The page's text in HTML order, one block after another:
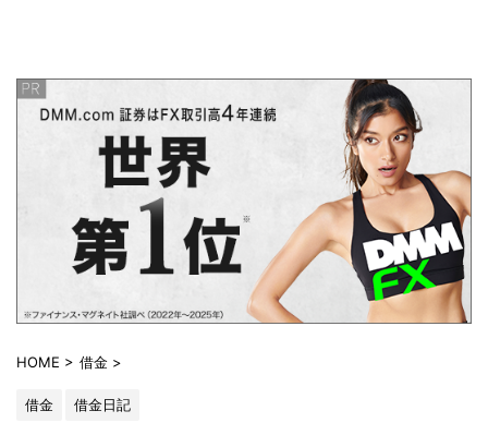
HOME > 借金 >
借金 借金日記